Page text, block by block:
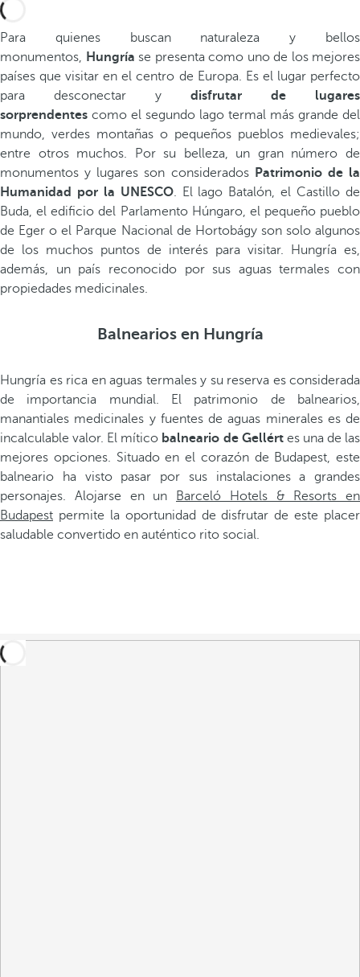
Para quienes buscan naturaleza y bellos
monumentos, Hungría se presenta como uno de los mejores
países que visitar en el centro de Europa. Es el lugar perfecto
para desconectar y disfrutar de lugares
sorprendentes como el segundo lago termal más grande del
mundo, verdes montañas o pequeños pueblos medievales;
entre otros muchos. Por su belleza, un gran número de
monumentos y lugares son considerados Patrimonio de la
Humanidad
por la UNESCO. El lago Batalón, el Castillo de
Buda, el edificio del Parlamento Húngaro, el pequeño pueblo
de Eger o el Parque Nacional de Hortobágy son solo algunos
de los muchos puntos de interés para visitar. Hungría es,
además, un país reconocido por sus aguas termales con
propiedades medicinales.
Balnearios en Hungría
Hungría es rica en aguas termales y su reserva es considerada
de importancia mundial. El patrimonio de balnearios,
manantiales medicinales y fuentes de aguas minerales es de
incalculable valor. El mítico balneario de Gellértes una de las
mejores opciones. Situado en el corazón de Budapest, este
balneario ha visto pasar por sus instalaciones a grandes
personajes. Alojarse en un
Barceló Hotels & Resorts en
Budapest permite la oportunidad de disfrutar de este placer
saludable convertido en auténtico rito social.